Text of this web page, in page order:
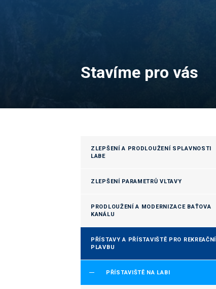
Stavíme pro vás
ZLEPŠENÍ A PRODLOUŽENÍ SPLAVNOSTI
LABE
ZLEPŠENÍ PARAMETRŮ VLTAVY
PRODLOUŽENÍ A MODERNIZACE BAŤOVA
KANÁLU
PŘÍSTAVY A PŘÍSTAVIŠTĚ PRO REKREAČNÍ
PLAVBU
PŘÍSTAVIŠTĚ NA LABI